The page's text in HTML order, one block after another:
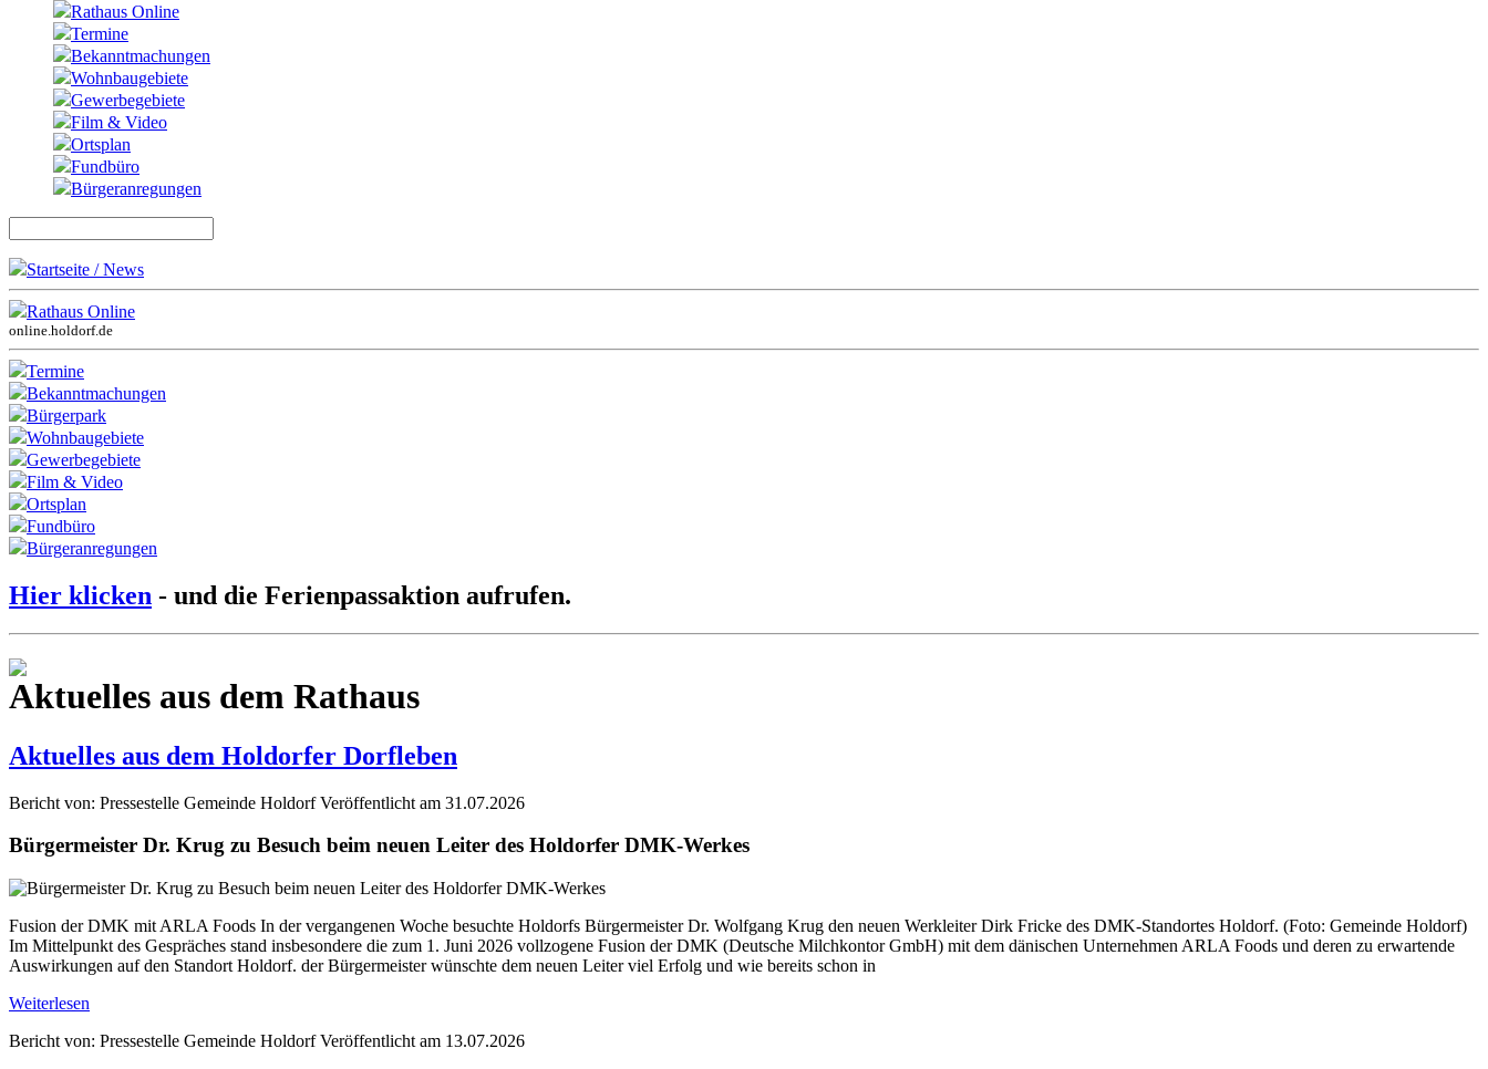
Rathaus Online
Termine
Bekanntmachungen
Wohnbaugebiete
Gewerbegebiete
Film & Video
Ortsplan
Fundbüro
Bürgeranregungen
Startseite / News
Rathaus Online
online.holdorf.de
Termine
Bekanntmachungen
Bürgerpark
Wohnbaugebiete
Gewerbegebiete
Film & Video
Ortsplan
Fundbüro
Bürgeranregungen
Hier klicken - und die Ferienpassaktion aufrufen.
Aktuelles aus dem Rathaus
Aktuelles aus dem Holdorfer Dorfleben
Bericht von: Pressestelle Gemeinde Holdorf Veröffentlicht am 31.07.2026
Bürgermeister Dr. Krug zu Besuch beim neuen Leiter des Holdorfer DMK-Werkes
Fusion der DMK mit ARLA Foods In der vergangenen Woche besuchte Holdorfs Bürgermeister Dr. Wolfgang Krug den neuen Werkleiter Dirk Fricke des DMK-Standortes Holdorf. (Foto: Gemeinde Holdorf)
Im Mittelpunkt des Gespräches stand insbesondere die zum 1. Juni 2026 vollzogene Fusion der DMK (Deutsche Milchkontor GmbH) mit dem dänischen Unternehmen ARLA Foods und deren zu erwartende
Auswirkungen auf den Standort Holdorf. der Bürgermeister wünschte dem neuen Leiter viel Erfolg und wie bereits schon in
Weiterlesen
Bericht von: Pressestelle Gemeinde Holdorf Veröffentlicht am 13.07.2026